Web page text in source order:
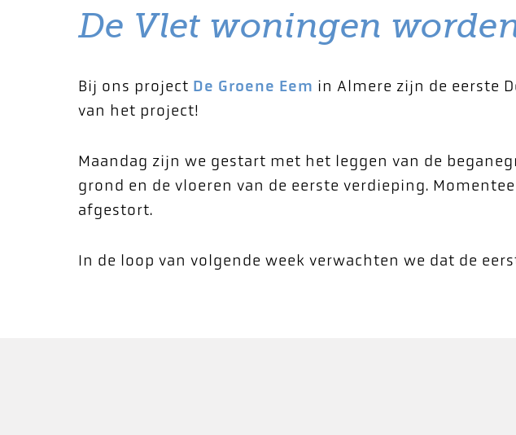
De Vlet woningen
Bij ons project De Groene Eem in Almere zijn de eerste
van het project!
Maandag zijn we gestart met het leggen van de
grond en de vloeren van de eerste verdieping.
afgestort.
In de loop van volgende week verwachten we dat de